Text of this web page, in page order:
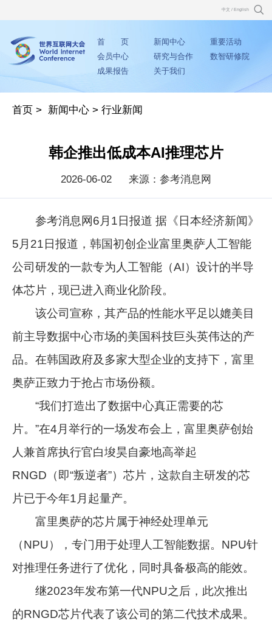
中文 / English
首 页 新闻中心
重要活动
会员中心
研究与合作
数智研修院
成果报告
关于我们
首页 > 新闻中心 >行业新闻
韩企推出低成本AI推理芯片
2026-06-02 来源：参考消息网
参考消息网6月1日报道 据《日本经济新闻》
5月21日报道，韩国初创企业富里奥萨人工智能
公司研发的一款专为人工智能（AI）设计的半导
体芯片，现已进入商业化阶段。
该公司宣称，其产品的性能水平足以媲美目
前主导数据中心市场的美国科技巨头英伟达的产
品。在韩国政府及多家大型企业的支持下，富里
奥萨正致力于抢占市场份额。
“我们打造出了数据中心真正需要的芯
片。”在4月举行的一场发布会上，富里奥萨创始
人兼首席执行官白埈昊自豪地高举起
RNGD（即“叛逆者”）芯片，这款自主研发的芯
片已于今年1月起量产。
富里奥萨的芯片属于神经处理单元
（NPU），专门用于处理人工智能数据。NPU针
对推理任务进行了优化，同时具备极高的能效。
继2023年发布第一代NPU之后，此次推出
的RNGD芯片代表了该公司的第二代技术成果。